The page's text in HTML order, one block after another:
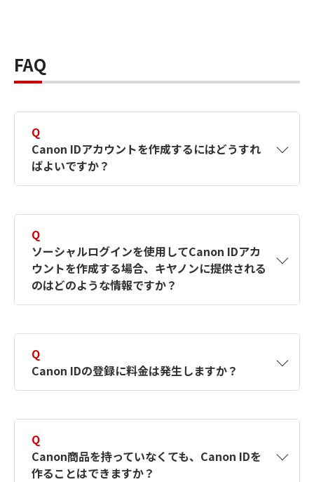
FAQ
Q
Canon IDアカウントを作成するにはどうすれ
ばよいですか？
す。詳しい作成方法は【カメラ】Canon IDとは
何ですか？Canon IDの作成方法は？をご確認く
ださい。
Q
ソーシャルログインを使用してCanon IDアカ
ウントを作成する場合、キヤノンに提供される
のはどのような情報ですか？
択したサービスから取得します。アカウントを
簡単に作成できるように、この情報を使用して
Canon IDの登録フォームを入力します。
Q
Canon IDの登録に料金は発生しますか？
Q
Canon商品を持っていなくても、Canon IDを
作ることはできますか？